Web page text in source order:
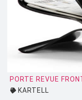
EGO PARIS
ESTABLISHED AND
ETHNICRAFT
FERMOB
PORTE REVUE
KARTELL